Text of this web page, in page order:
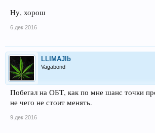
Ну, хорош
6 дек 2016
LLIMAJIb
Vagabond
Побегал на ОБТ, как по мне шанс точки
не чего не стоит менять.
9 дек 2016